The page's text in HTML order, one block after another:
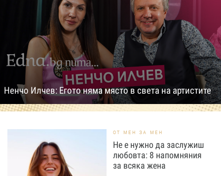
Ненчо Илчев: Егото няма място в света на артистите
ОТ МЕН ЗА МЕН
Не е нужно да заслужиш
любовта: 8 напомняния
за всяка жена